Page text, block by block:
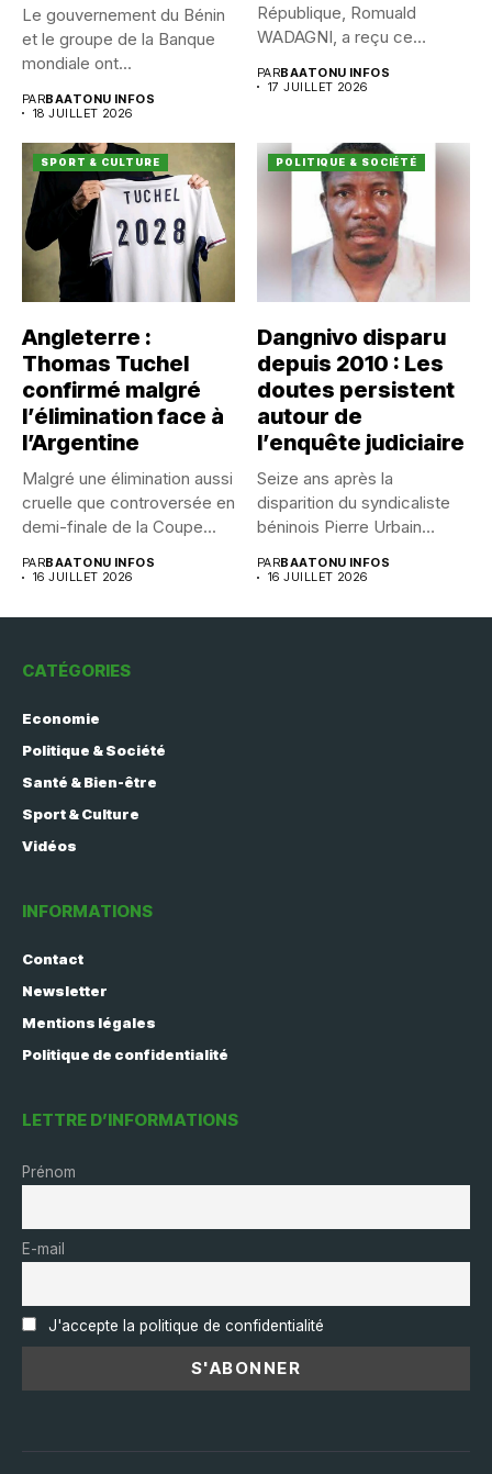
Le gouvernement du Bénin
et le groupe de la Banque
mondiale ont...
PARBAATONU INFOS
18 JUILLET 2026
République, Romuald
WADAGNI, a reçu ce
PARBAATONU INFOS
17 JUILLET 2026
SPORT & CULTURE
Angleterre :
Thomas Tuchel
confirmé malgré
l’élimination face à
l’Argentine
Malgré une élimination aussi
cruelle que controversée en
demi-finale de la Coupe...
PARBAATONU INFOS
16 JUILLET 2026
POLITIQUE & SOCIÉTÉ
Dangnivo disparu
depuis 2010 : Les
doutes persistent
autour de
l’enquête judiciaire
Seize ans après la
disparition du syndicaliste
béninois Pierre Urbain
PARBAATONU INFOS
16 JUILLET 2026
CATÉGORIES
Economie
Politique & Société
Santé & Bien-être
Sport & Culture
Vidéos
INFORMATIONS
Contact
Newsletter
Mentions légales
Politique de confidentialité
LETTRE D’INFORMATIONS
Prénom
E-mail
J'accepte la politique de confidentialité